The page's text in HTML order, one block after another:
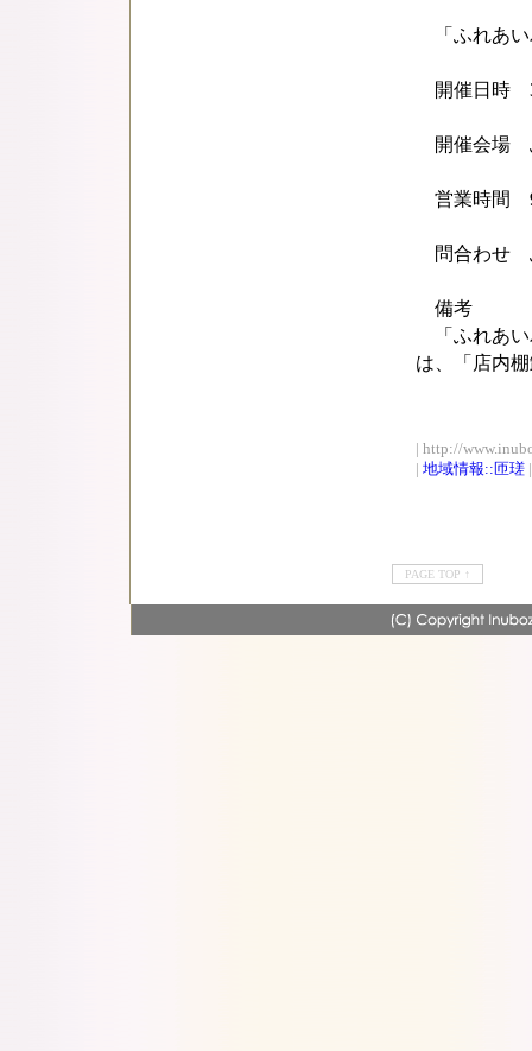
「ふれあい
開催日時 3
開催会場
営業時間
問合わせ
備考
「ふれあい
は、「店内
| http://
| 地域情報::匝瑳
PAGE TOP ↑